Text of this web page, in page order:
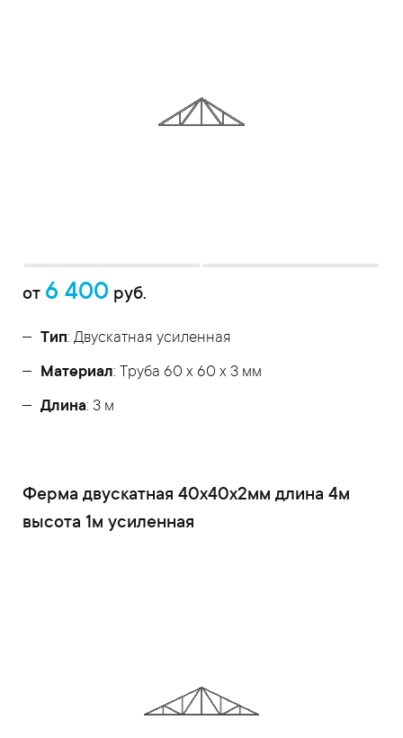
от 6 400 руб.
Тип: Двускатная усиленная
Материал: Труба 60 x 60 x 3 мм
Длина: 3 м
Ферма двускатная 40x40x2мм длина 4м
высота 1м усиленная